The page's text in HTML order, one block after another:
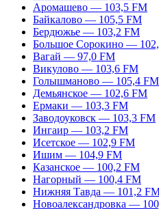
Аромашево — 103,5 FM
Байкалово — 105,5 FM
Бердюжье — 103,2 FM
Большое Сорокино —
Вагай — 97,0 FM
Викулово — 103,6 FM
Голышманово — 105,4 FM
Демьянское — 102,6 FM
Ермаки — 103,3 FM
Заводоуковск — 103,3 FM
Ингаир — 103,2 FM
Исетское — 102,9 FM
Ишим — 104,9 FM
Казанское — 100,2 FM
Нагорный — 100,4 FM
Нижняя Тавда — 101,2
Новоалександровка —